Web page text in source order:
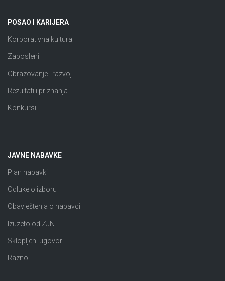
POSAO I KARIJERA
Korporativna kultura
Zaposleni
Obrazovanje i razvoj
Rezultati i priznanja
Konkursi
JAVNE NABAVKE
Plan nabavki
Odluke o izboru
Obavještenja o nabavci
Izuzeto od ZJN
Sklopljeni ugovori
Razno